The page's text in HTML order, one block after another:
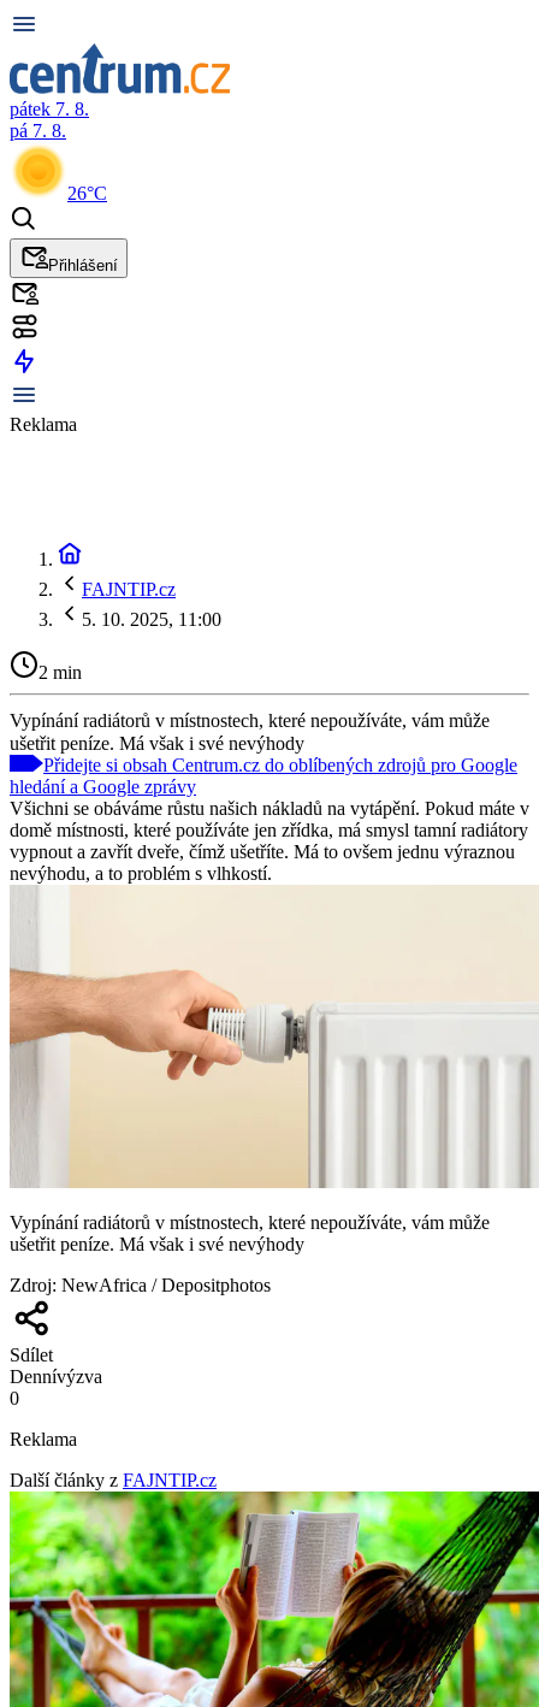
pátek 7. 8.
pá 7. 8.
26°C
Přihlášení
Reklama
FAJNTIP.cz
5. 10. 2025, 11:00
2 min
Vypínání radiátorů v místnostech, které nepoužíváte, vám může
ušetřit peníze. Má však i své nevýhody
Přidejte si obsah Centrum.cz do oblíbených zdrojů pro Google
hledání a Google zprávy
Všichni se obáváme růstu našich nákladů na vytápění. Pokud máte v
domě místnosti, které používáte jen zřídka, má smysl tamní radiátory
vypnout a zavřít dveře, čímž ušetříte. Má to ovšem jednu výraznou
nevýhodu, a to problém s vlhkostí.
Vypínání radiátorů v místnostech, které nepoužíváte, vám může
ušetřit peníze. Má však i své nevýhody
Zdroj: NewAfrica / Depositphotos
Sdílet
Dennívýzva
0
Reklama
Další články z FAJNTIP.cz